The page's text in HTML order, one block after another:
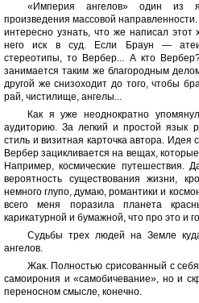
«Империя ангелов» один из
произведения массовой
интересно узнать, что же написал
него иск в суд. Если Браун —
стереотипы, то Вербер... А кто
занимается таким же благородным
другой же снизоходит до того, чтобы
рай, чистилище, ангелы...
Как я уже неоднократно
аудиторию. За легкий и простой язык
стиль и визитная карточка автора.
Вербер зацикливается на вещах,
Например, космические путешествия.
вероятность существования жизни,
немного глупо, думаю, романтики и
всего меня поразила планета
карикатурной и бумажной, что про это и
Судьбы трех людей на Земле
ангелов.
Жак. Полностью срисованный с
самоирония и «самобичевание», но и
переносном смысле, конечно.